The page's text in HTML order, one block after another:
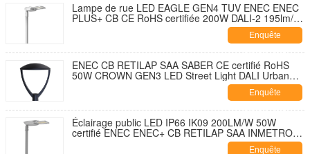
Lampe de rue LED EAGLE GEN4 TUV ENEC ENEC
PLUS+ CB CE RoHS certifiée 200W DALI-2 195lm/W
avec capuchon de fermeture de douille NEMA 7
broches et parasurtenseur 10KV Conception à
ouverture sans outil et autonettoyante
Enquête
maintenant
ENEC CB RETILAP SAA SABER CE certifié RoHS
50W CROWN GEN3 LED Street Light DALI Urban
Street Light Garden Light INMETRO IP66 Design
Enquête
maintenant
Éclairage public LED IP66 IK09 200LM/W 50W
certifié ENEC ENEC+ CB RETILAP SAA INMETRO
Zhaga-D4i Garantie 10 ans Conception Enquête